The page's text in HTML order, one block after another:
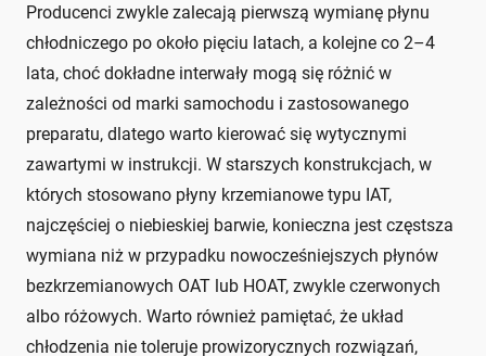
Producenci zwykle zalecają pierwszą wymianę płynu
chłodniczego po około pięciu latach, a kolejne co 2–4
lata, choć dokładne interwały mogą się różnić w
zależności od marki samochodu i zastosowanego
preparatu, dlatego warto kierować się wytycznymi
zawartymi w instrukcji. W starszych konstrukcjach, w
których stosowano płyny krzemianowe typu IAT,
najczęściej o niebieskiej barwie, konieczna jest częstsza
wymiana niż w przypadku nowocześniejszych płynów
bezkrzemianowych OAT lub HOAT, zwykle czerwonych
albo różowych. Warto również pamiętać, że układ
chłodzenia nie toleruje prowizorycznych rozwiązań,